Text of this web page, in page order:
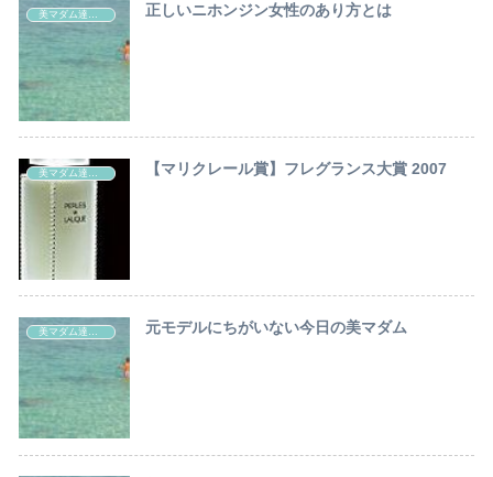
正しいニホンジン女性のあり方とは
美マダム達の秘密 【マリクレール賞】フレグランス大賞 2007
美マダム達の秘密 元モデルにちがいない今日の美マダム